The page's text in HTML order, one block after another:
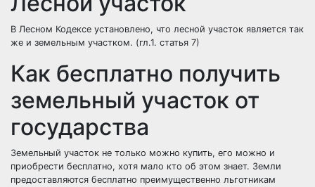
В Лесном Кодексе установлено, что лесной участок является так
же и земельным участком. (гл.1. статья 7)
Как бесплатно получить
земельный участок от
государства
Земельный участок не только можно купить, его можно и
приобрести бесплатно, хотя мало кто об этом знает. Земли
предоставляются бесплатно преимущественно льготникам